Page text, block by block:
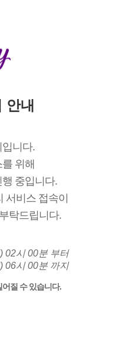
안내
입니다.
위해
중입니다.
서비스 접속이
탁드립니다.
02시 00분 부터
06시 00분 까지
질 수 있습니다.